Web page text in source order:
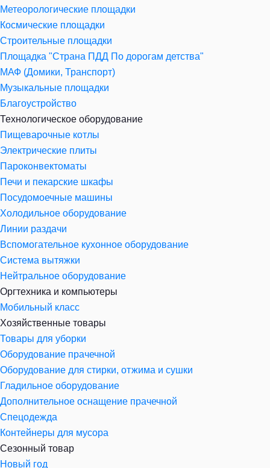
Метеорологические площадки
Космические площадки
Строительные площадки
Площадка "Страна ПДД По дорогам детства"
МАФ (Домики, Транспорт)
Музыкальные площадки
Благоустройство
Технологическое оборудование
Пищеварочные котлы
Электрические плиты
Пароконвектоматы
Печи и пекарские шкафы
Посудомоечные машины
Холодильное оборудование
Линии раздачи
Вспомогательное кухонное оборудование
Система вытяжки
Нейтральное оборудование
Оргтехника и компьютеры
Мобильный класс
Хозяйственные товары
Товары для уборки
Оборудование прачечной
Оборудование для стирки, отжима и сушки
Гладильное оборудование
Дополнительное оснащение прачечной
Спецодежда
Контейнеры для мусора
Сезонный товар
Новый год